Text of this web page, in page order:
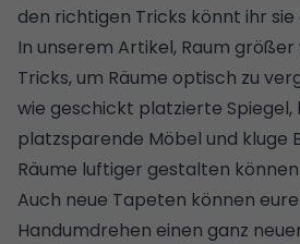
den richtigen Tricks könnt ihr
In unserem Artikel, Raum größer
Tricks, um Räume optisch zu
wie geschickt platzierte Spiegel,
platzsparende Möbel und kluge
Räume luftiger gestalten können.
Auch neue Tapeten können
Handumdrehen einen ganz